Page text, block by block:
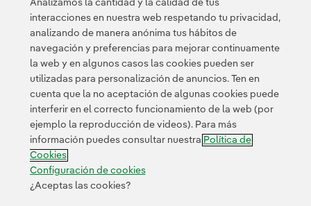
Contacta Clientes Política de Privacidad Información legal
Transparencia en el uso de la IA Política de cookies
Configuración de cookies Accesibilidad Canal de denuncias
© 2026 Iberdrola, S.A. Reservados todos los derechos.
Analizamos la cantidad y la calidad de tus
interacciones en nuestra web respetando tu privacidad,
analizando de manera anónima tus hábitos de
navegación y preferencias para mejorar continuamente
la web y en algunos casos las cookies pueden ser
utilizadas para personalización de anuncios. Ten en
cuenta que la no aceptación de algunas cookies puede
interferir en el correcto funcionamiento de la web (por
ejemplo la reproducción de videos). Para más
información puedes consultar nuestra Política de
Cookies
Configuración de cookies
¿Aceptas las cookies?